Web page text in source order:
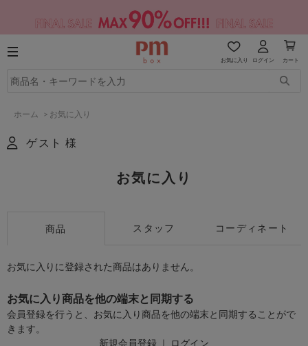
お気に入り ログイン カート
ホーム > お気に入り
ゲスト 様
お気に入り
商品 スタッフ コーディネート
お気に入りに登録された商品はありません。
お気に入り商品を他の端末と同期する
会員登録を行うと、お気に入り商品を他の端末と同期することがで
きます。
新規会員登録 ｜ ログイン